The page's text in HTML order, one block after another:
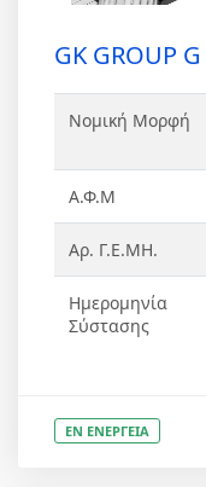
GK GROUP
Νομική Μορφή
Α.Φ.Μ
Αρ. Γ.Ε.ΜΗ.
Ημερομηνία
Σύστασης
ΕΝ ΕΝΕΡΓΕΙΑ